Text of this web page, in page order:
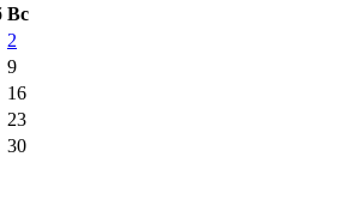
Вс
2
9
16
23
30